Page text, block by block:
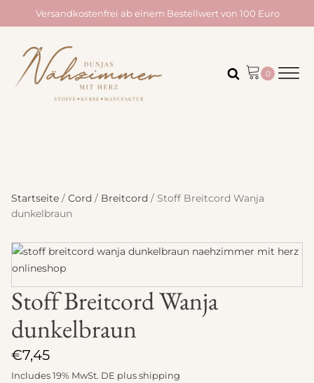
Versandkostenfrei ab einem Bestellwert von 100 Euro
Startseite / Cord / Breitcord / Stoff Breitcord Wanja
dunkelbraun
Stoff Breitcord Wanja
dunkelbraun
€7,45
Includes 19% MwSt. DE plusshipping